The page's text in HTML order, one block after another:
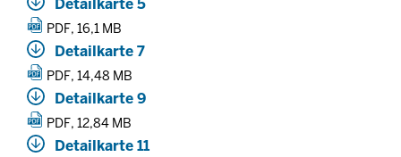
PDF, 16,1 MB
Detailkarte 7
PDF, 14,48 MB
Detailkarte 9
PDF, 12,84 MB
Detailkarte 11